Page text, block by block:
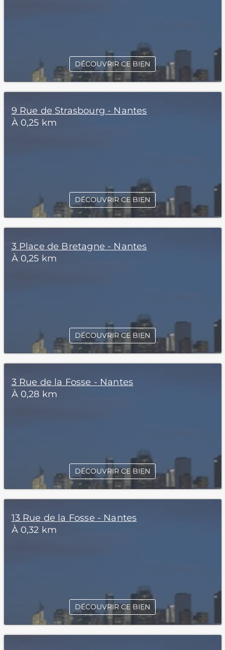
DÉCOUVRIR CE BIEN
9 Rue de Strasbourg - Nantes
À 0,25 km
DÉCOUVRIR CE BIEN
3 Place de Bretagne - Nantes
À 0,25 km
DÉCOUVRIR CE BIEN
3 Rue de la Fosse - Nantes
À 0,28 km
DÉCOUVRIR CE BIEN
13 Rue de la Fosse - Nantes
À 0,32 km
DÉCOUVRIR CE BIEN